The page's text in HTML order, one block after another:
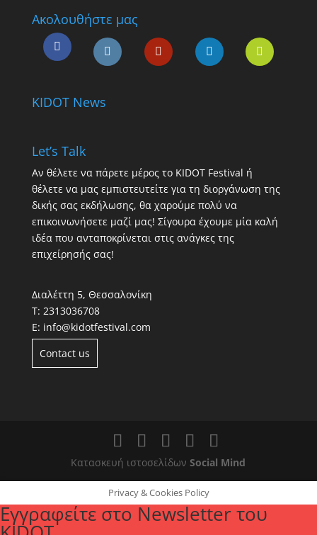
Ακολουθήστε μας
KIDOT News
Let’s Talk
Αν θέλετε να πάρετε μέρος το KIDOT Festival ή
θέλετε να μας εμπιστευτείτε για τη διοργάνωση της
δικής σας εκδήλωσης, θα χαρούμε πολύ να
επικοινωνήσετε μαζί μας! Σίγουρα έχουμε μία καλή
ιδέα που ανταποκρίνεται στις ανάγκες της
επιχείρησής σας!
Διαλέττη 5, Θεσσαλονίκη
Τ: 2313036708
Ε: info@kidotfestival.com
Contact us
Κατασκευή ιστοσελίδωνSocial Mind
Privacy & Cookies Policy
Εγγραφείτε στο Newsletter του